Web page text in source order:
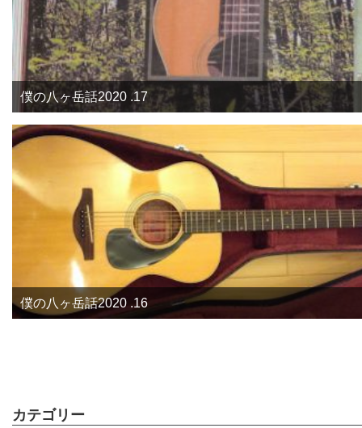
僕の八ヶ岳話2020 .17
僕の八ヶ岳話2020 .16
カテゴリー